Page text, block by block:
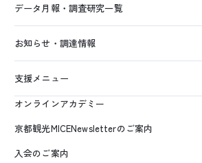
データ月報・調査研究一覧
お知らせ・調達情報
支援メニュー
オンラインアカデミー
京都観光MICENewsletterのご案内
入会のご案内